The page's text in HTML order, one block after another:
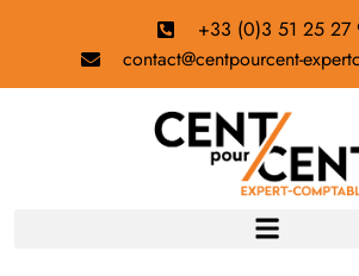
+33 (0)3 51 25 27
contact@centpourcent-